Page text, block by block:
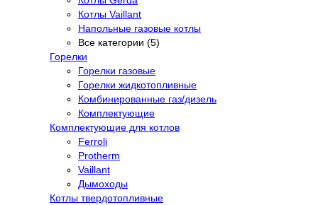
Котлы Vaillant
Напольные газовые котлы
Все категории (5)
Горелки
Горелки газовые
Горелки жидкотопливные
Комбинированные газ/дизель
Комплектующие
Комплектующие для котлов
Ferroli
Protherm
Vaillant
Дымоходы
Котлы твердотопливные